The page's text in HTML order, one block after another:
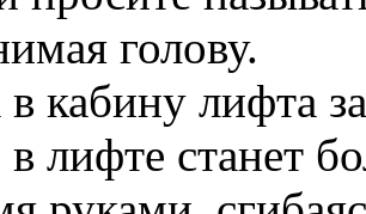
голову.
кабину лифта
лифте станет